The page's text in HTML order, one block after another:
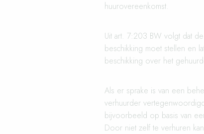
huurovereenkomst.
Uit art. 7:203 BW volgt dat
beschikking moet stellen en
beschikking over het
Als er sprake is van een
verhuurder
bijvoorbeeld op basis van
Door niet zelf te verhuren